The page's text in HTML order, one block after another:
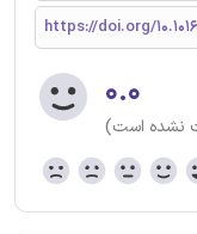
https://doi.org/
۰.۰
نشده است)